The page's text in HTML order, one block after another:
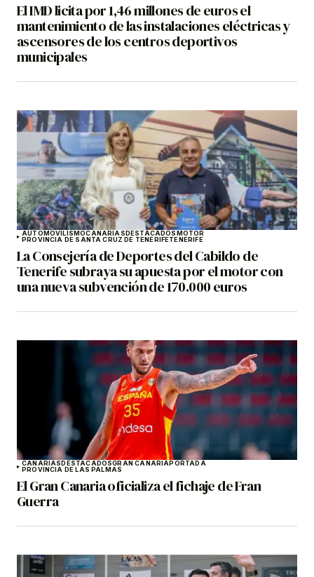
El IMD licita por 1,46 millones de euros el
mantenimiento de las instalaciones eléctricas y
ascensores de los centros deportivos
municipales
AUTOMOVILISMOCANARIASDESTACADOSMOTOR
PROVINCIA DE SANTA CRUZ DE TENERIFETENERIFE
La Consejería de Deportes del Cabildo de
Tenerife subraya su apuesta por el motor con
una nueva subvención de 170.000 euros
CANARIASDESTACADOSGRAN CANARIAPORTADA
PROVINCIA DE LAS PALMAS
El Gran Canaria oficializa el fichaje de Fran
Guerra